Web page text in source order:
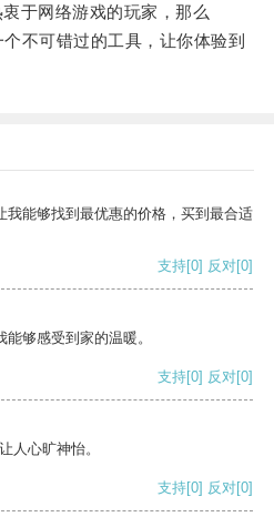
网络游戏的玩家，那么
不可错过的工具，让你体验到
我能够找到最优惠的价格，买到最合适
支持[0] 反对[0]
够感受到家的温暖。
支持[0] 反对[0]
人心旷神怡。
支持[0] 反对[0]